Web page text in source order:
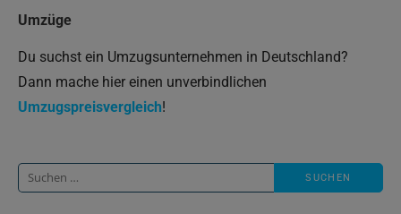
Umzüge
Du suchst ein Umzugsunternehmen in Deutschland?
Dann mache hier einen unverbindlichen
Umzugspreisvergleich!
Suche